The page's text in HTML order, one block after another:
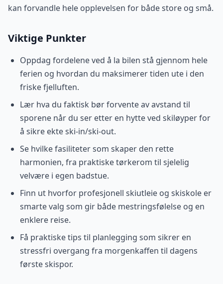
kan forvandle hele opplevelsen for både store og små.
Viktige Punkter
Oppdag fordelene ved å la bilen stå gjennom hele
ferien og hvordan du maksimerer tiden ute i den
friske fjelluften.
Lær hva du faktisk bør forvente av avstand til
sporene når du ser etter en hytte ved skiløyper for
å sikre ekte ski-in/ski-out.
Se hvilke fasiliteter som skaper den rette
harmonien, fra praktiske tørkerom til sjelelig
velvære i egen badstue.
Finn ut hvorfor profesjonell skiutleie og skiskole er
smarte valg som gir både mestringsfølelse og en
enklere reise.
Få praktiske tips til planlegging som sikrer en
stressfri overgang fra morgenkaffen til dagens
første skispor.